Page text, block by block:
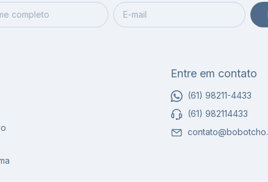
Entre em contato
(61) 98211-4433
(61) 982114433